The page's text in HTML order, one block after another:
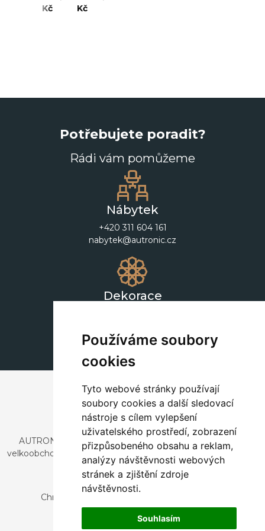
Používáme soubory
cookies
Tyto webové stránky používají
soubory cookies a další sledovací
nástroje s cílem vylepšení
uživatelského prostředí, zobrazení
přizpůsobeného obsahu a reklam,
analýzy návštěvnosti webových
stránek a zjištění zdroje
návštěvnosti.
Souhlasím
Kč
Kč
Potřebujete poradit?
Rádi vám pomůžeme
Nábytek
+420 311 604 161
nabytek@autronic.cz
Dekorace
AUTRONIC, s.r.o. je společnost zabývající se dovozem a
velkoobchodním prodejem designového i stylového nábytku
a dekorací.
Česká republika
Chrustenice 270, 267 12 Loděnice u Berouna
Slovensko
Nová 366, 032 02 Závažná Poruba